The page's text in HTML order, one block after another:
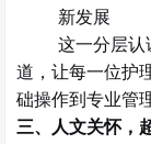
新发展
这一分层认
道，让每一位护
础操作到专业管
三、人文关怀，